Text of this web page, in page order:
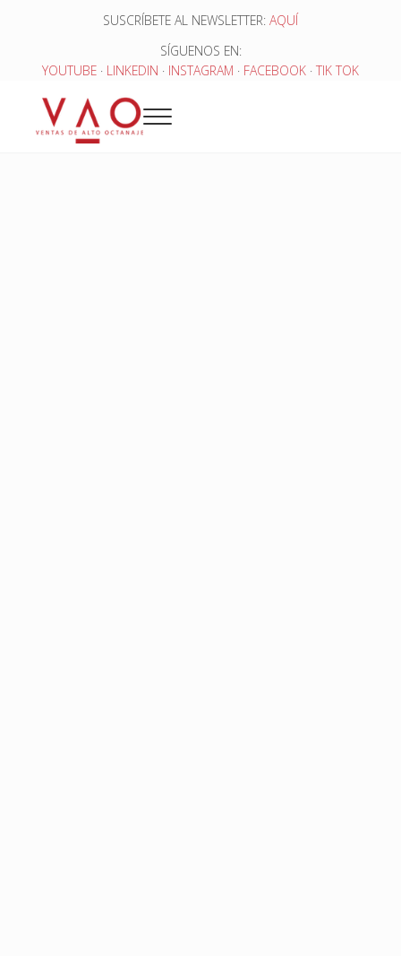
Saltar al contenido principal
Skip to header right navigation
SUSCRÍBETE AL NEWSLETTER: AQUÍ
SÍGUENOS EN:
YOUTUBE · LINKEDIN · INSTAGRAM · FACEBOOK · TIK TOK
Menu